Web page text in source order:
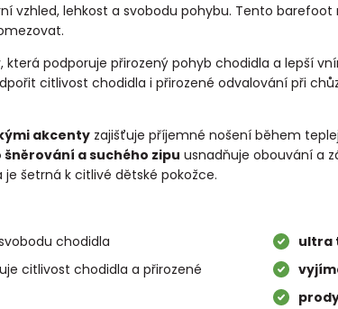
vzhled, lehkost a svobodu pohybu. Tento
, která podporuje přirozený pohyb chodidla a lepší
citlivost chodidla i přirozené odvalování při
akcenty zajišťuje příjemné nošení během
a suchého zipu usnadňuje obouvání a
je šetrná k citlivé dětské pokožce.
chodidla
ultra
citlivost chodidla a přirozené